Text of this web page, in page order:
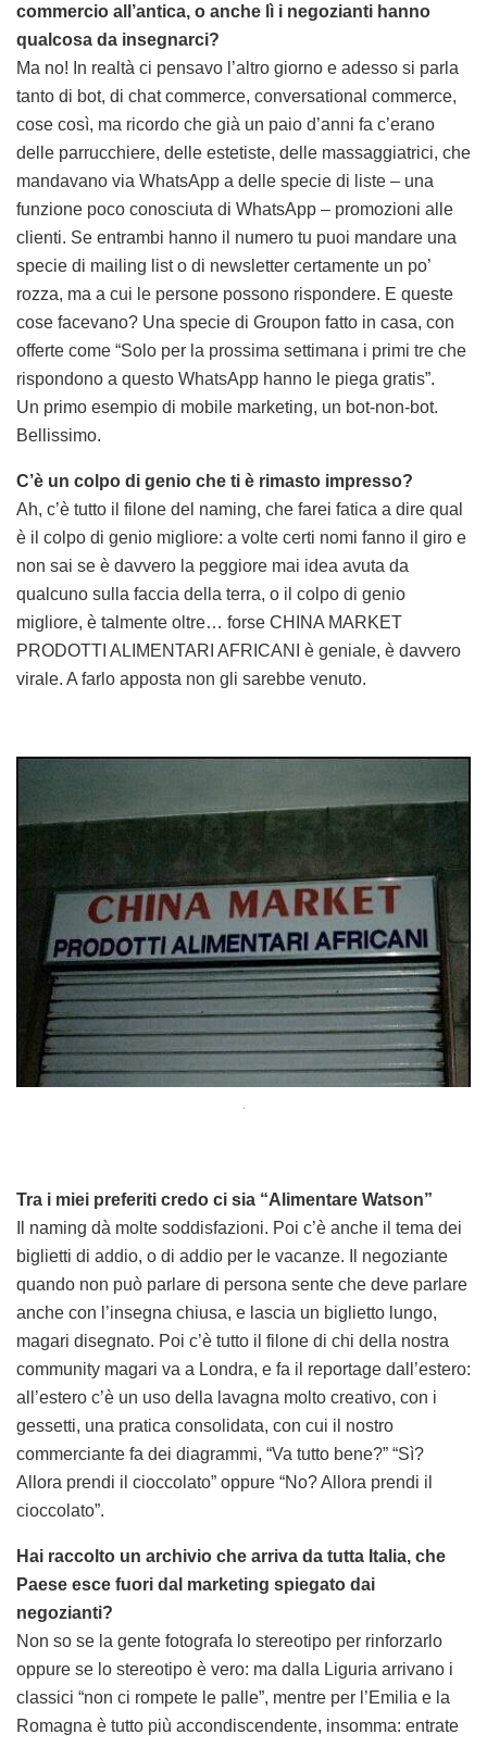
commercio all’antica, o anche lì i negozianti hanno
qualcosa da insegnarci?
Ma no! In realtà ci pensavo l’altro giorno e adesso si parla
tanto di bot, di chat commerce, conversational commerce,
cose così, ma ricordo che già un paio d’anni fa c’erano
delle parrucchiere, delle estetiste, delle massaggiatrici, che
mandavano via WhatsApp a delle specie di liste – una
funzione poco conosciuta di WhatsApp – promozioni alle
clienti. Se entrambi hanno il numero tu puoi mandare una
specie di mailing list o di newsletter certamente un po’
rozza, ma a cui le persone possono rispondere. E queste
cose facevano? Una specie di Groupon fatto in casa, con
offerte come “Solo per la prossima settimana i primi tre che
rispondono a questo WhatsApp hanno le piega gratis”.
Un primo esempio di mobile marketing, un bot-non-bot.
Bellissimo.
C’è un colpo di genio che ti è rimasto impresso?
Ah, c’è tutto il filone del naming, che farei fatica a dire qual
è il colpo di genio migliore: a volte certi nomi fanno il giro e
non sai se è davvero la peggiore mai idea avuta da
qualcuno sulla faccia della terra, o il colpo di genio
migliore, è talmente oltre… forse CHINA MARKET
PRODOTTI ALIMENTARI AFRICANI è geniale, è davvero
virale. A farlo apposta non gli sarebbe venuto.
.
Tra i miei preferiti credo ci sia “Alimentare Watson”
Il naming dà molte soddisfazioni. Poi c’è anche il tema dei
biglietti di addio, o di addio per le vacanze. Il negoziante
quando non può parlare di persona sente che deve parlare
anche con l’insegna chiusa, e lascia un biglietto lungo,
magari disegnato. Poi c’è tutto il filone di chi della nostra
community magari va a Londra, e fa il reportage dall’estero:
all’estero c’è un uso della lavagna molto creativo, con i
gessetti, una pratica consolidata, con cui il nostro
commerciante fa dei diagrammi, “Va tutto bene?” “Sì?
Allora prendi il cioccolato” oppure “No? Allora prendi il
cioccolato”.
Hai raccolto un archivio che arriva da tutta Italia, che
Paese esce fuori dal marketing spiegato dai
negozianti?
Non so se la gente fotografa lo stereotipo per rinforzarlo
oppure se lo stereotipo è vero: ma dalla Liguria arrivano i
classici “non ci rompete le palle”, mentre per l’Emilia e la
Romagna è tutto più accondiscendente, insomma: entrate